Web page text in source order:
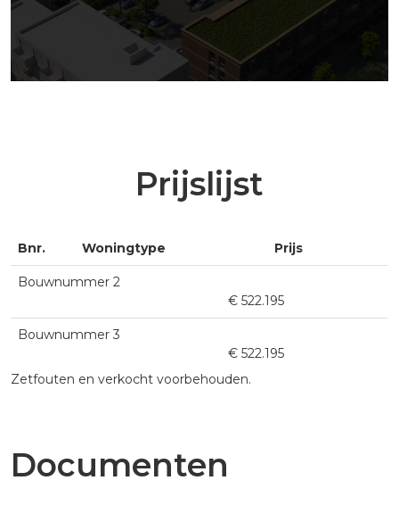
Prijslijst
Bnr. Woningtype Prijs
Bouwnummer 2
€ 522.195
Bouwnummer 3
€ 522.195
Zetfouten en verkocht voorbehouden.
Documenten